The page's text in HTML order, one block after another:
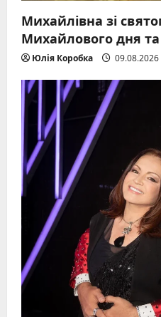
Михайлівна зі
Михайлового дня
Юлія Коробка 09.08.2026